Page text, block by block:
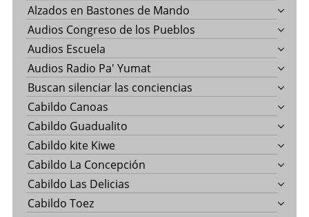
Alzados en Bastones de Mando
Audios Congreso de los Pueblos
Audios Escuela
Audios Radio Pa' Yumat
Buscan silenciar las conciencias
Cabildo Canoas
Cabildo Guadualito
Cabildo kite Kiwe
Cabildo La Concepción
Cabildo Las Delicias
Cabildo Toez